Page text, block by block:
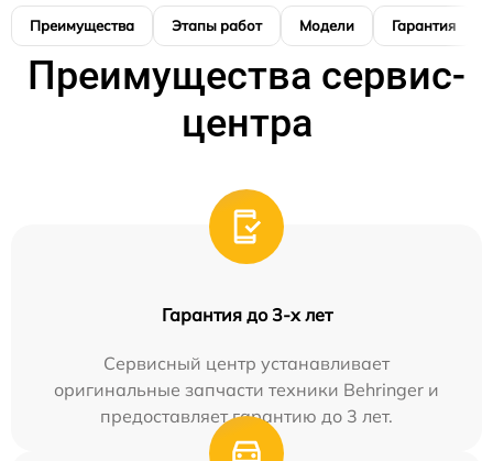
Преимущества Этапы работ Модели Гарантия
Преимущества сервис-
центра
Гарантия до 3-х лет
Сервисный центр устанавливает
оригинальные запчасти техники Behringer и
предоставляет гарантию до 3 лет.